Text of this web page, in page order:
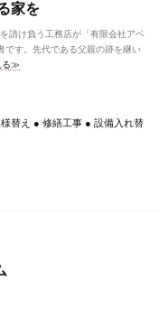
家を
請け負う工務店が「有限会社アベ
です。先代である父親の跡を継い
る≫
替え ● 修繕工事 ● 設備入れ替